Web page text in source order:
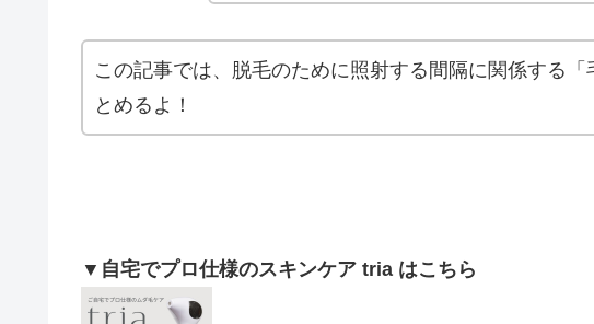
この記事では、脱毛のために照射する間隔に関係する「
とめるよ！
▼自宅でプロ仕様のスキンケア tria はこちら